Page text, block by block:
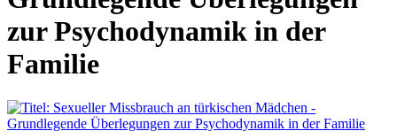
zur Psychodynamik in der
Familie